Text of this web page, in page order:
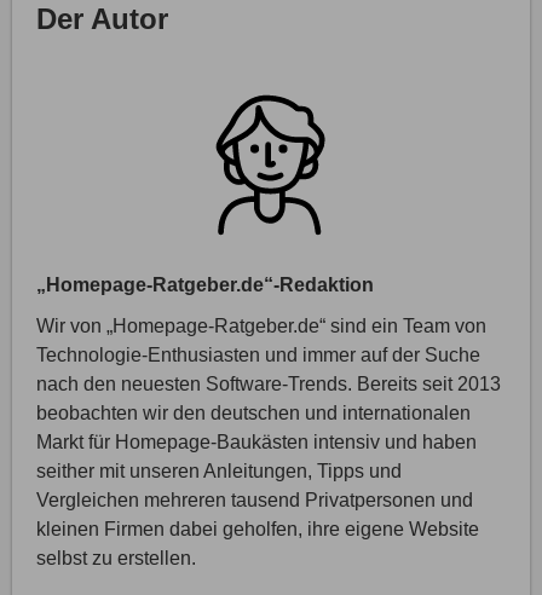
Der Autor
„Homepage-Ratgeber.de“-Redaktion
Wir von „Homepage-Ratgeber.de“ sind ein Team von
Technologie-Enthusiasten und immer auf der Suche
nach den neuesten Software-Trends. Bereits seit 2013
beobachten wir den deutschen und internationalen
Markt für Homepage-Baukästen intensiv und haben
seither mit unseren Anleitungen, Tipps und
Vergleichen mehreren tausend Privatpersonen und
kleinen Firmen dabei geholfen, ihre eigene Website
selbst zu erstellen.